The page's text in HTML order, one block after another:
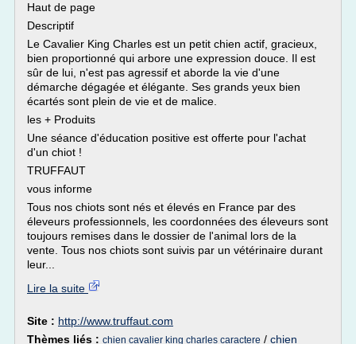
Haut de page
Descriptif
Le Cavalier King Charles est un petit chien actif, gracieux,
bien proportionné qui arbore une expression douce. Il est
sûr de lui, n'est pas agressif et aborde la vie d'une
démarche dégagée et élégante. Ses grands yeux bien
écartés sont plein de vie et de malice.
les + Produits
Une séance d'éducation positive est offerte pour l'achat
d'un chiot !
TRUFFAUT
vous informe
Tous nos chiots sont nés et élevés en France par des
éleveurs professionnels, les coordonnées des éleveurs sont
toujours remises dans le dossier de l'animal lors de la
vente. Tous nos chiots sont suivis par un vétérinaire durant
leur...
Lire la suite
Site : http://www.truffaut.com
Thèmes liés : chien cavalier king charles caractere / chien